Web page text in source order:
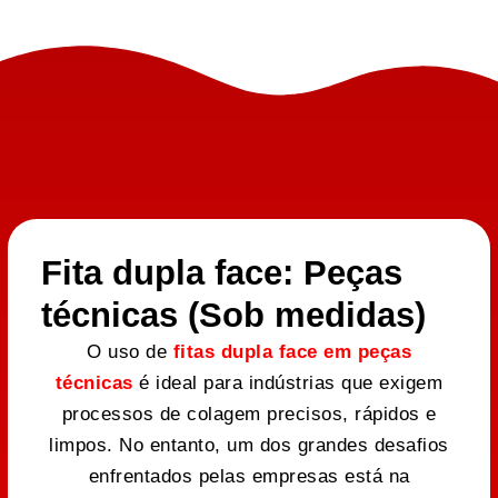
Fita dupla face: Peças
técnicas (Sob medidas)
O uso de fitas dupla face em peças
técnicas é ideal para indústrias que exigem
processos de colagem precisos, rápidos e
limpos. No entanto, um dos grandes desafios
enfrentados pelas empresas está na